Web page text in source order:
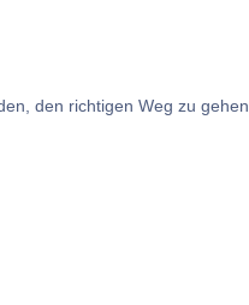
den richtigen Weg zu gehen